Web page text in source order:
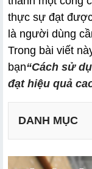
thực sự đạt
là người dùng
Trong bài viết
bạn“Cách sử
đạt hiệu quả
DANH MỤC